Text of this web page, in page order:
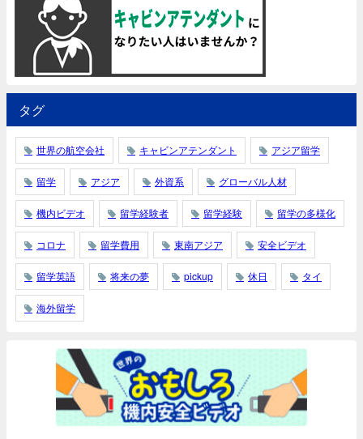
タグ
世界の航空会社 キャビンアテンダント アジア留学
留学 アジア 外資系 グローバル人材
機内ビデオ 留学経験者 留学経験 留学の多様化
コロナ 留学費用 東南アジア 安全ビデオ
留学英語 将来の夢 pickup 休日 タイ
海外留学